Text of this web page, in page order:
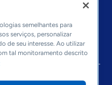
semelhantes para
serviços, personalizar
de seu interesse. Ao utilizar
tal monitoramento descrito